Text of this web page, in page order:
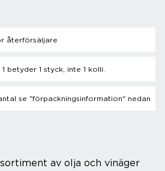
återförsäljare
betyder 1 styck, inte 1 kolli.
se "förpackningsinformation" nedan
av olja och vinäger